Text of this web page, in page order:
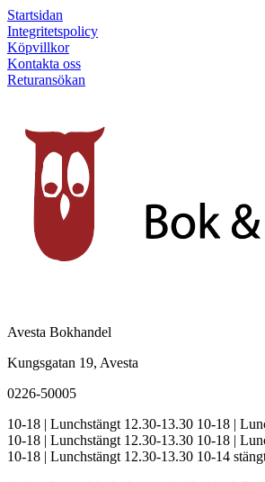
Startsidan
Integritetspolicy
Köpvillkor
Kontakta oss
Returansökan
Avesta Bokhandel
Kungsgatan 19, Avesta
0226-50005
10-18 | Lunchstängt 12.30-13.30 10-18 |
10-18 | Lunchstängt 12.30-13.30 10-18 |
10-18 | Lunchstängt 12.30-13.30 10-14